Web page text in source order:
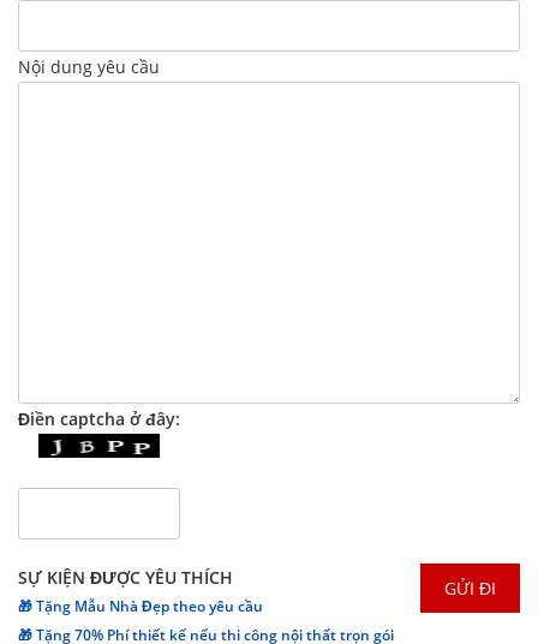
Nội dung yêu cầu
Điền captcha ở đây:
SỰ KIỆN ĐƯỢC YÊU THÍCH
🎁 Tặng Mẫu Nhà Đẹp theo yêu cầu
🎁 Tặng 70% Phí thiết kế nếu thi công nội thất trọn gói